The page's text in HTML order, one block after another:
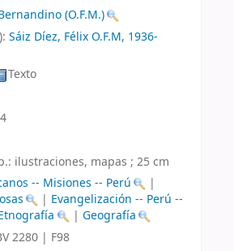
(O.F.M.)
Sáiz Díez, Félix O.F.M, 1936-
Texto
ilustraciones, mapas ; 25 cm
-- Misiones -- Perú
|
| Evangelización -- Perú --
| Geografía
2280 | F98